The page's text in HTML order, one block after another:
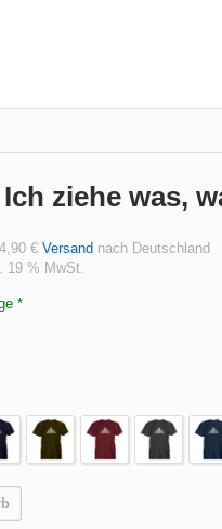
ziehe was,
€ Versand nach Deutschland
19 % MwSt.
*